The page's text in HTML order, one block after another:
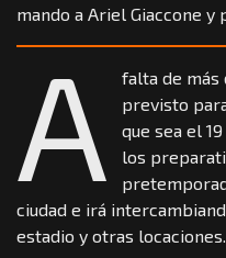
mando a Ariel Giaccone y
A
falta de más
previsto
que sea el
los
ciudad e irá
estadio y otras locaciones.